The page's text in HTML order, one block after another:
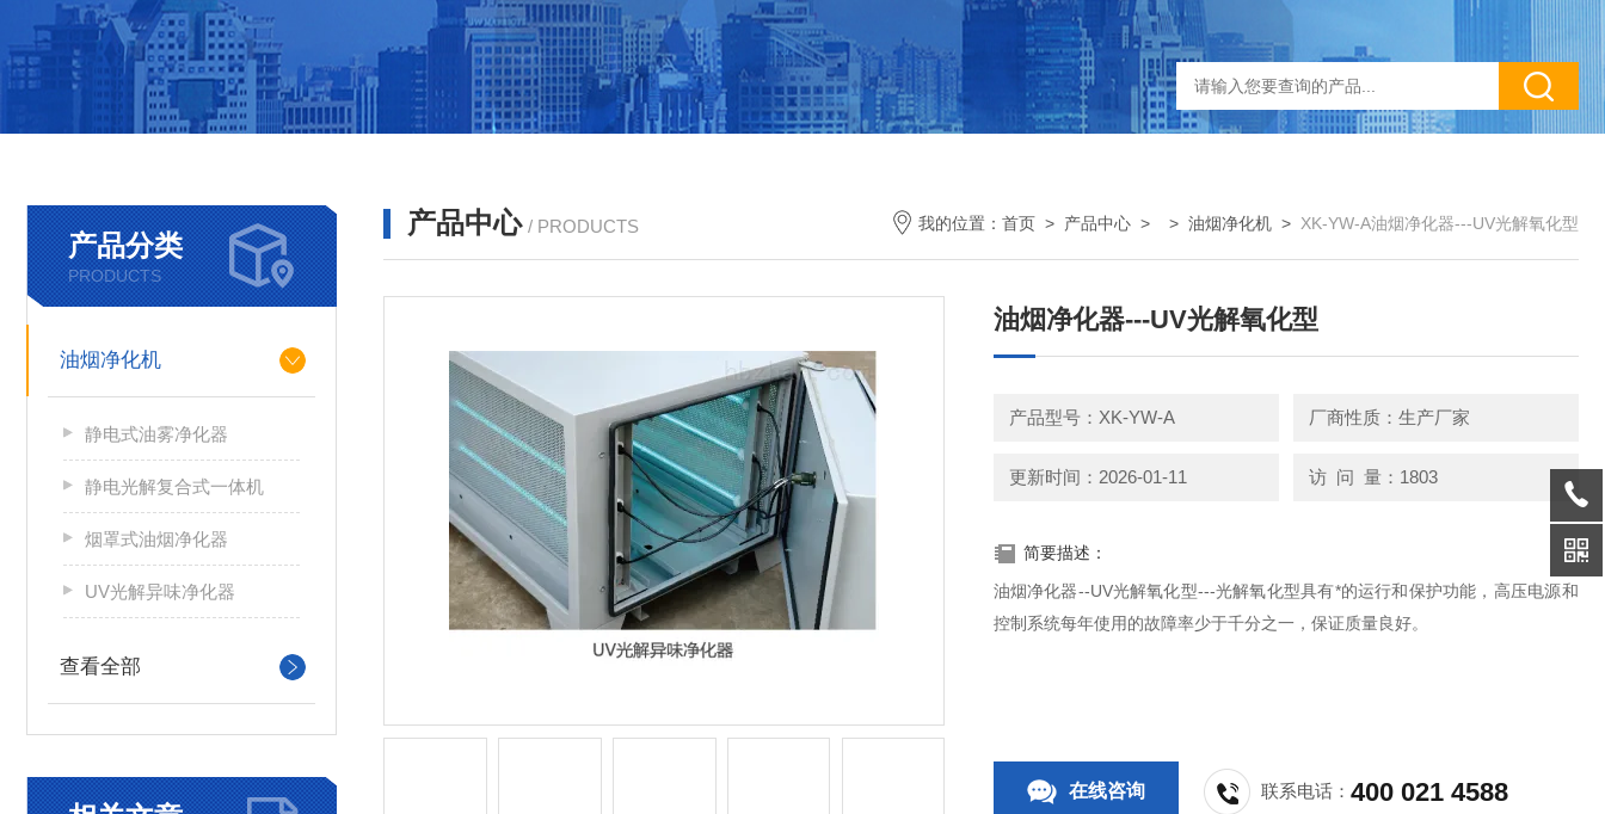
产品分类
PRODUCTS
油烟净化机
静电式油雾净化器
静电光解复合式一体机
烟罩式油烟净化器
UV光解异味净化器
查看全部
产品中心 / PRODUCTS 我的位置： 首页 > 产品中心 > > 油烟净化机 > XK-YW-A油烟净化器---UV光解氧化型
油烟净化器---UV光解氧化型
产品型号：XK-YW-A 厂商性质：生产厂家
更新时间：2026-01-11 访 问 量：1803
简要描述：
油烟净化器--UV光解氧化型---光解氧化型具有*的运行和保护功能，高压电源和
控制系统每年使用的故障率少于千分之一，保证质量良好。
在线咨询 联系电话：400 021 4588